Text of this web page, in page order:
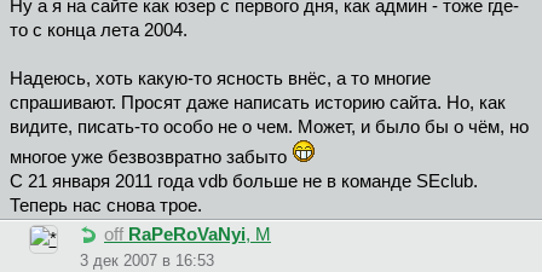
Ну а я на сайте как юзер с первого дня, как админ - тоже где-
то с конца лета 2004.
Надеюсь, хоть какую-то ясность внёс, а то многие
спрашивают. Просят даже написать историю сайта. Но, как
видите, писать-то особо не о чем. Может, и было бы о чём, но
многое уже безвозвратно забыто
С 21 января 2011 года vdb больше не в команде SEclub.
Теперь нас снова трое.
off RaPeRoVaNyi, М
3 дек 2007 в 16:53